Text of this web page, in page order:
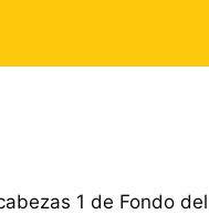
1 de Fondo